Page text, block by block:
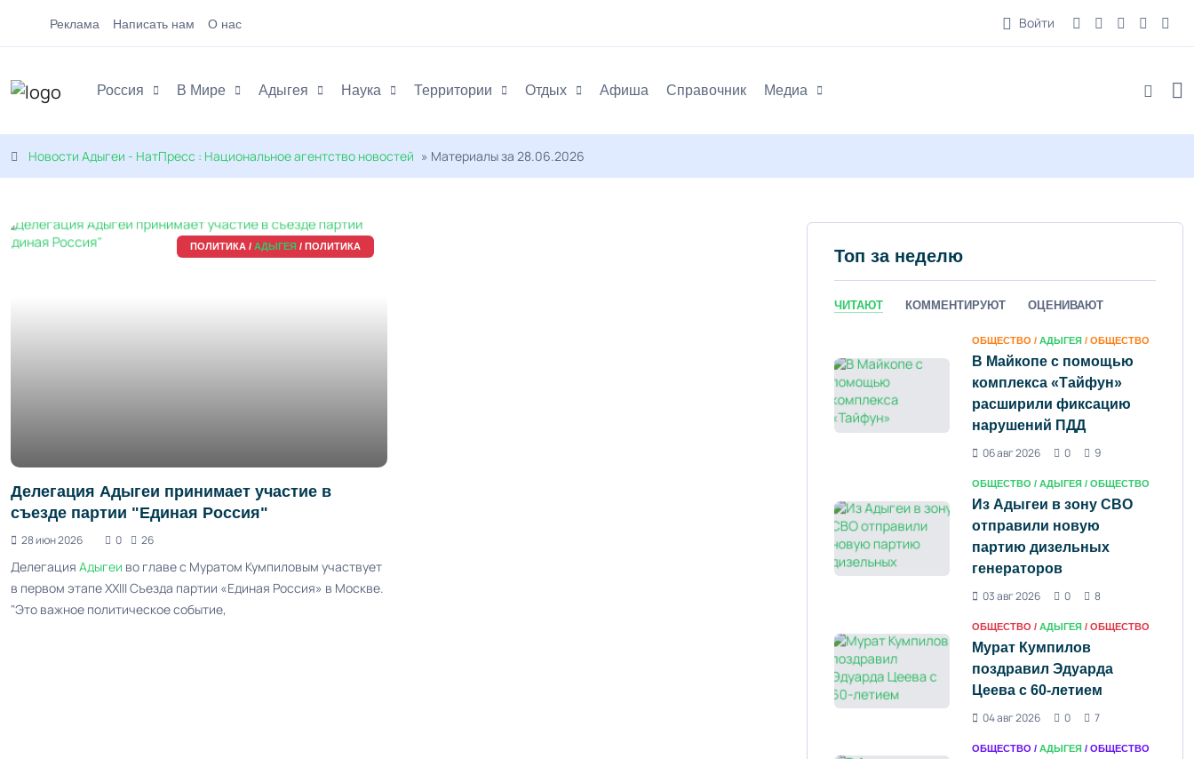
Реклама Написать нам О нас Войти
Россия В Мире Адыгея Наука Территории Отдых Афиша Справочник Медиа
Новости Адыгеи - НатПресс : Национальное агентство новостей » Материалы за 28.06.2026
ПОЛИТИКА / АДЫГЕЯ / ПОЛИТИКА
Делегация Адыгеи принимает участие в
съезде партии "Единая Россия"
28 июн 2026 0 26
Делегация Адыгеи во главе с Муратом Кумпиловым участвует
в первом этапе XXIII Съезда партии «Единая Россия» в Москве.
"Это важное политическое событие,
Топ за неделю
ЧИТАЮТ КОММЕНТИРУЮТ ОЦЕНИВАЮТ
ОБЩЕСТВО / АДЫГЕЯ / ОБЩЕСТВО
В Майкопе с помощью
комплекса «Тайфун»
расширили фиксацию
нарушений ПДД
06 авг 2026
0 9
ОБЩЕСТВО / АДЫГЕЯ / ОБЩЕСТВО
Из Адыгеи в зону СВО
отправили новую
партию дизельных
генераторов
03 авг 2026
0 8
ОБЩЕСТВО / АДЫГЕЯ / ОБЩЕСТВО
Мурат Кумпилов
поздравил Эдуарда
Цеева с 60-летием
04 авг 2026
0 7
ОБЩЕСТВО / АДЫГЕЯ / ОБЩЕСТВО